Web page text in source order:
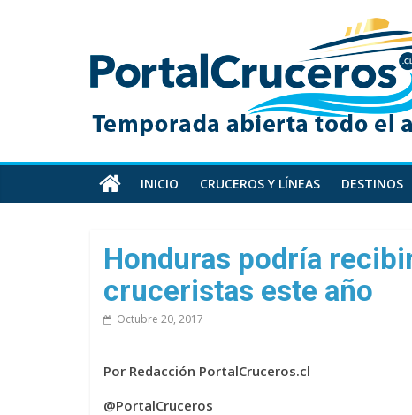
PortalCruceros
Toda
información
cruceros
en
un
sitio
INICIO CRUCEROS Y LÍNEAS DESTINOS
Honduras podría
cruceristas este año
Octubre 20, 2017
Por Redacción PortalCruceros.cl
@PortalCruceros